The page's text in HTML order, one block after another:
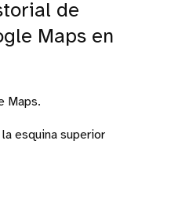
de
Maps en
Maps.
esquina superior